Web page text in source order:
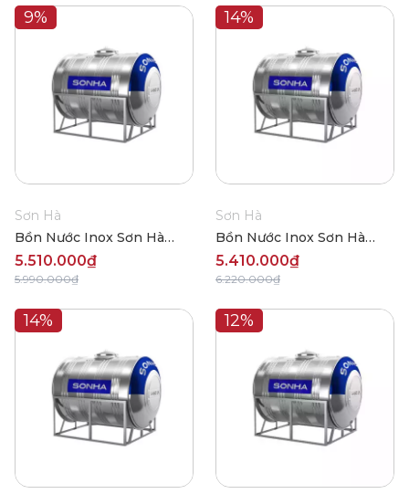
9%
Sơn Hà
Bồn Nước Inox Sơn Hà
Ngang 1500L (Φ960)
5.510.000₫
5.990.000₫
14%
Sơn Hà
Bồn Nước Inox Sơn Hà
Ngang 1500L (Φ1140)
5.410.000₫
6.220.000₫
14% 12%